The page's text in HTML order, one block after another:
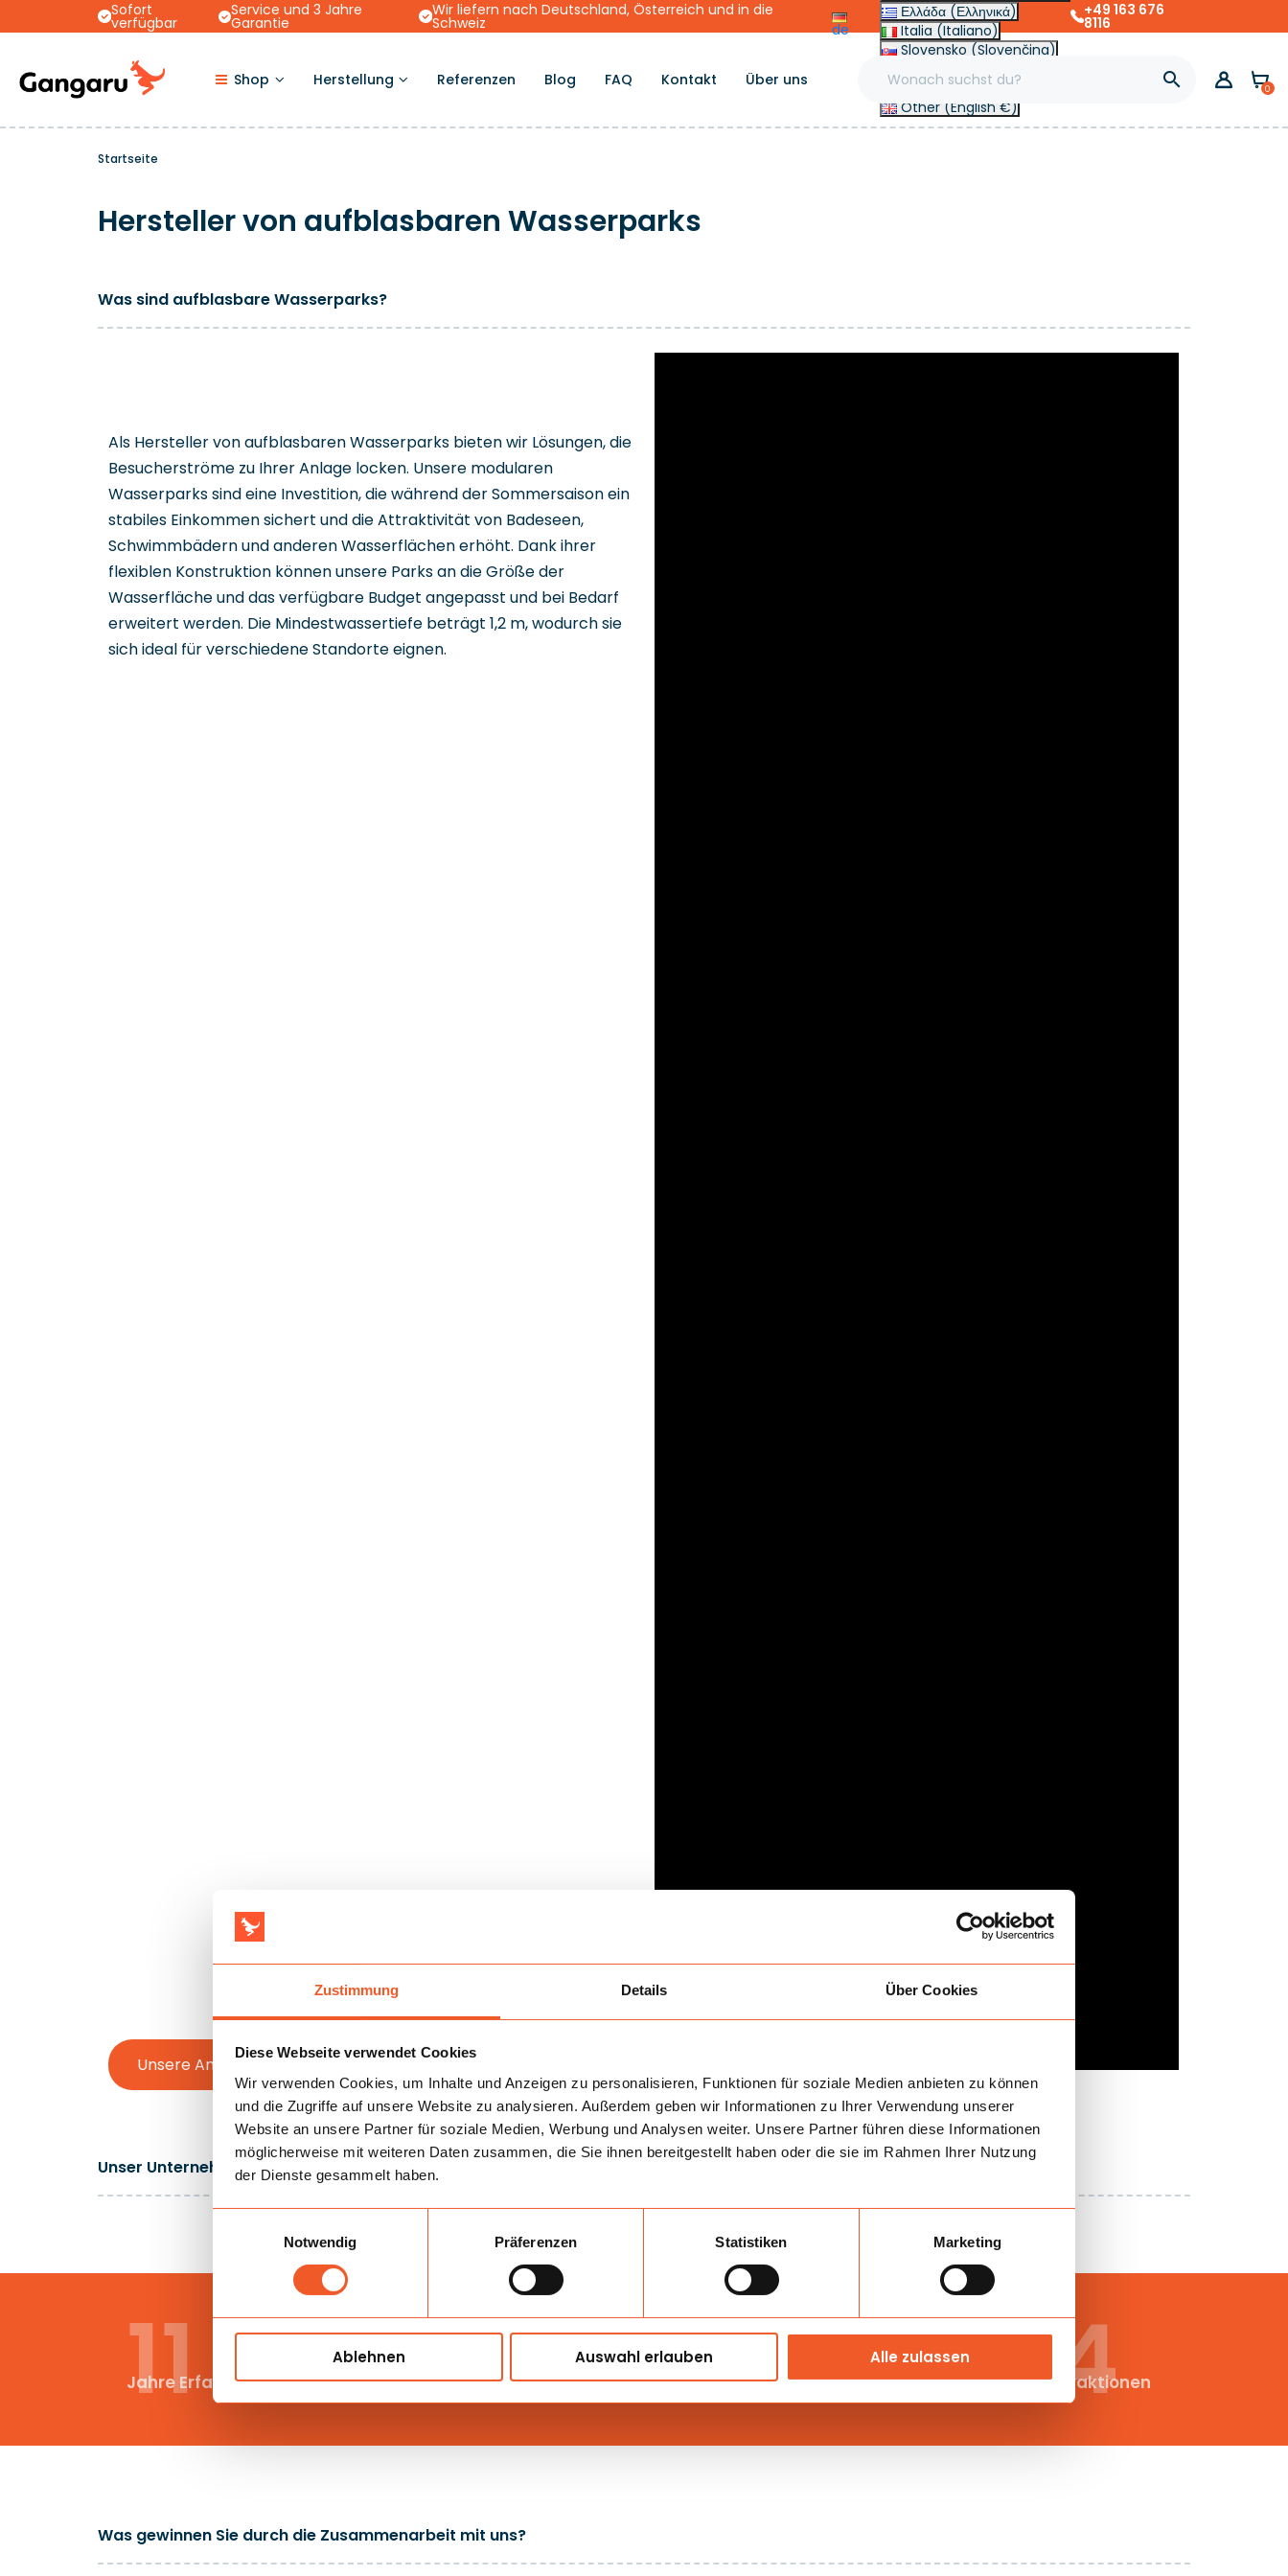
Zustimmung Details Über Cookies
Diese Webseite verwendet Cookies
Wir verwenden Cookies, um Inhalte und Anzeigen zu personalisieren, Funktionen für soziale Medien anbieten zu können
und die Zugriffe auf unsere Website zu analysieren. Außerdem geben wir Informationen zu Ihrer Verwendung unserer
Website an unsere Partner für soziale Medien, Werbung und Analysen weiter. Unsere Partner führen diese Informationen
möglicherweise mit weiteren Daten zusammen, die Sie ihnen bereitgestellt haben oder die sie im Rahmen Ihrer Nutzung
der Dienste gesammelt haben.
Notwendig
Präferenzen Statistiken Marketing
Ablehnen Auswahl erlauben Alle zulassen
Sofort
verfügbar
Service und 3 Jahre
Garantie
Wir liefern nach Deutschland, Österreich und in die
Schweiz de
Ελλάδα (Ελληνικά)
Italia (Italiano)
Slovensko (Slovenčina)
France (Français)
Magyarország (Magyar)
Other (English €)
+49 163 676
8116
Shop Herstellung Referenzen Blog FAQ Kontakt Über uns  0
Startseite
Hersteller von aufblasbaren Wasserparks
Was sind aufblasbare Wasserparks?
Als Hersteller von aufblasbaren Wasserparks bieten wir Lösungen, die
Besucherströme zu Ihrer Anlage locken. Unsere modularen
Wasserparks sind eine Investition, die während der Sommersaison ein
stabiles Einkommen sichert und die Attraktivität von Badeseen,
Schwimmbädern und anderen Wasserflächen erhöht. Dank ihrer
flexiblen Konstruktion können unsere Parks an die Größe der
Wasserfläche und das verfügbare Budget angepasst und bei Bedarf
erweitert werden. Die Mindestwassertiefe beträgt 1,2 m, wodurch sie
sich ideal für verschiedene Standorte eignen.
Unsere Angebote ansehen
Unser Unternehmen in Zahlen
11
Jahre Erfahrung 1279
zufriedene Kunden 3054
produzierte Aufblasattraktionen
Was gewinnen Sie durch die Zusammenarbeit mit uns?